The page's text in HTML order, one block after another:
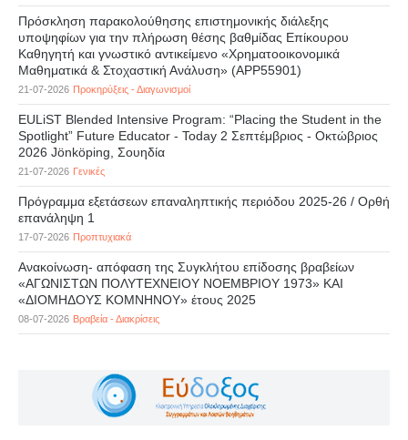
Πρόσκληση παρακολούθησης επιστημονικής διάλεξης
υποψηφίων για την πλήρωση θέσης βαθμίδας Επίκουρου
Καθηγητή και γνωστικό αντικείμενο «Χρηματοοικονομικά
Μαθηματικά & Στοχαστική Ανάλυση» (APP55901)
21-07-2026 Προκηρύξεις - Διαγωνισμοί
EULiST Blended Intensive Program: “Placing the Student in the
Spotlight” Future Educator - Today 2 Σεπτέμβριος - Οκτώβριος
2026 Jönköping, Σουηδία
21-07-2026 Γενικές
Πρόγραμμα εξετάσεων επαναληπτικής περιόδου 2025-26 / Ορθή
επανάληψη 1
17-07-2026 Προπτυχιακά
Ανακοίνωση- απόφαση της Συγκλήτου επίδοσης βραβείων
«ΑΓΩΝΙΣΤΩΝ ΠΟΛΥΤΕΧΝΕΙΟΥ ΝΟΕΜΒΡΙΟΥ 1973» ΚΑΙ
«ΔΙΟΜΗΔΟΥΣ ΚΟΜΝΗΝΟΥ» έτους 2025
08-07-2026 Βραβεία - Διακρίσεις